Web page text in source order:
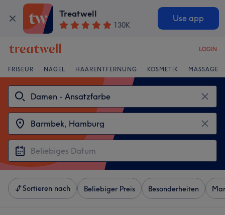
Treatwell
130K
Use app
LOGIN
FRISEUR NÄGEL HAARENTFERNUNG KOSMETIK MASSAGE
Sortieren nach Beliebiger Preis Besonderheiten